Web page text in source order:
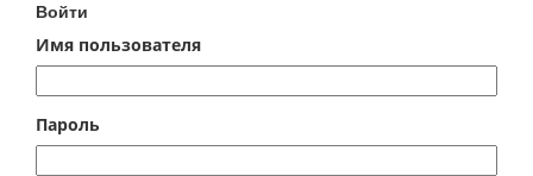
Войти
Имя пользователя
Пароль